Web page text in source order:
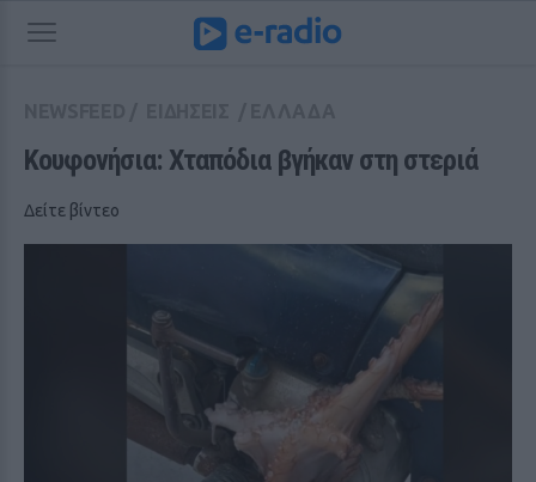
Κουφονήσια: Χταπόδια βγήκαν στη στεριά
Δείτε βίντεο